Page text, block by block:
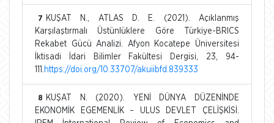
7
KUŞAT N., ATLAS D. E. (2021). Açıklanmış
Karşılaştırmalı Üstünlüklere Göre Türkiye-BRICS
Rekabet Gücü Analizi. Afyon Kocatepe Üniversitesi
İktisadi İdari Bilimler Fakültesi Dergisi, 23, 94-
111. https://doi.org/10.33707/akuiibfd.839333
8
KUŞAT N. (2020). YENİ DÜNYA DÜZENİNDE
EKONOMİK EGEMENLİK – ULUS DEVLET ÇELİŞKİSİ.